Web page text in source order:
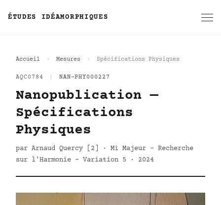
ÉTUDES IDÉAMORPHIQUES
Accueil Mesures Spécifications Physiques
AQC0784 NAN-PHY000227
Nanopublication —
Spécifications
Physiques
par Arnaud Quercy [2] · Mi Majeur - Recherche
sur l'Harmonie - Variation 5 · 2024